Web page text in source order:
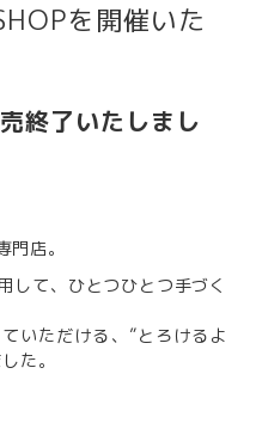
を開催いた
終了いたしまし
店。
して、ひとつひとつ手づく
いただける、”とろけるよ
た。